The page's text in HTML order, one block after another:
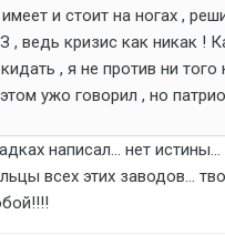
и стоит на ногах ,
, ведь кризис как никак !
, я не против ни того
ужо говорил , но
написал... нет
всех этих заводов...